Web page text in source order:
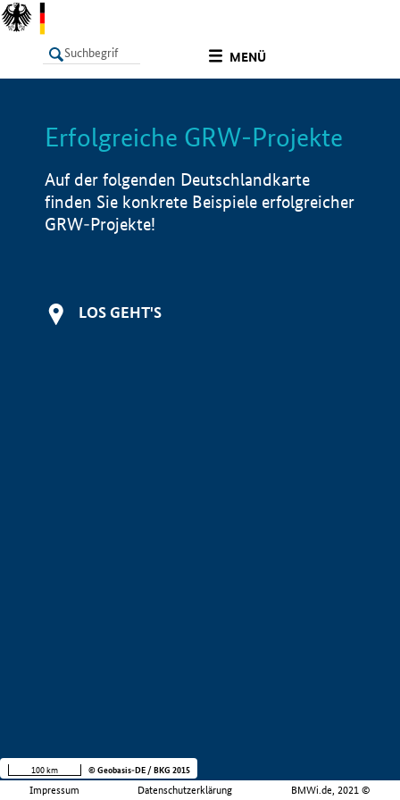
MENÜ
LISTE Info
Erfolgreiche GRW-Projekte
Auf der folgenden Deutschlandkarte
finden Sie konkrete Beispiele erfolgreicher
GRW-Projekte!
LOS GEHT'S
Impressum Datenschutzerklärung BMWi.de, 2021 ©
100 km © Geobasis-DE / BKG 2015